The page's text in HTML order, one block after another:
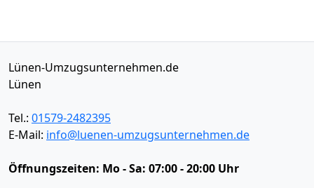
Lünen-Umzugsunternehmen.de
Lünen
Tel.: 01579-2482395
E-Mail: info@luenen-umzugsunternehmen.de
Öffnungszeiten: Mo - Sa: 07:00 - 20:00 Uhr